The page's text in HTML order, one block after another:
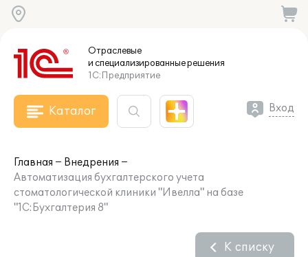
Отраслевые
и специализированныерешения
1С:Предприятие
Каталог Вход
Главная
Внедрения
Автоматизация бухгалтерского учета
стоматологической клиники "Ивелла" на базе
"1С:Бухгалтерия 8"
К списку